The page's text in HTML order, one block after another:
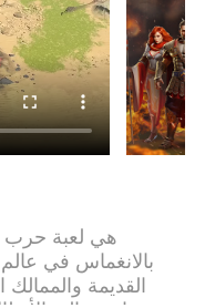
بالانغماس في
القديمة